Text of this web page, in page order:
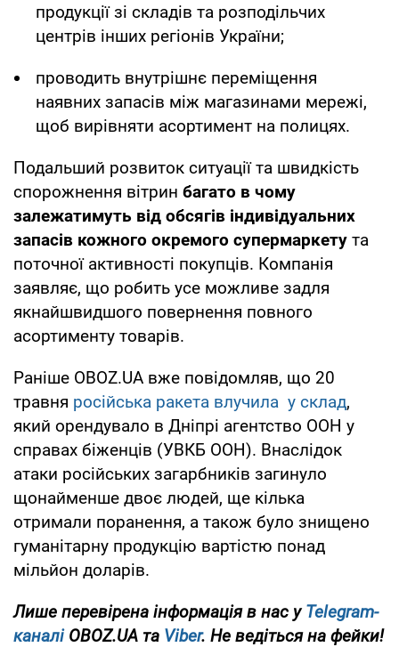
продукції зі складів та розподільчих
центрів інших регіонів України;
проводить внутрішнє переміщення
наявних запасів між магазинами мережі,
щоб вирівняти асортимент на полицях.
Подальший розвиток ситуації та швидкість
спорожнення вітрин багато в чому
залежатимуть від обсягів індивідуальних
запасів кожного окремого супермаркету та
поточної активності покупців. Компанія
заявляє, що робить усе можливе задля
якнайшвидшого повернення повного
асортименту товарів.
Раніше OBOZ.UA вже повідомляв, що 20
травня російська ракета влучила у склад,
який орендувало в Дніпрі агентство ООН у
справах біженців (УВКБ ООН). Внаслідок
атаки російських загарбників загинуло
щонайменше двоє людей, ще кілька
отримали поранення, а також було знищено
гуманітарну продукцію вартістю понад
мільйон доларів.
Лише перевірена інформація в нас уTelegram-
каналіOBOZ.UA та Viber. Не ведіться на фейки!